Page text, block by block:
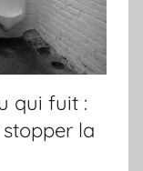
qui fuit :
la